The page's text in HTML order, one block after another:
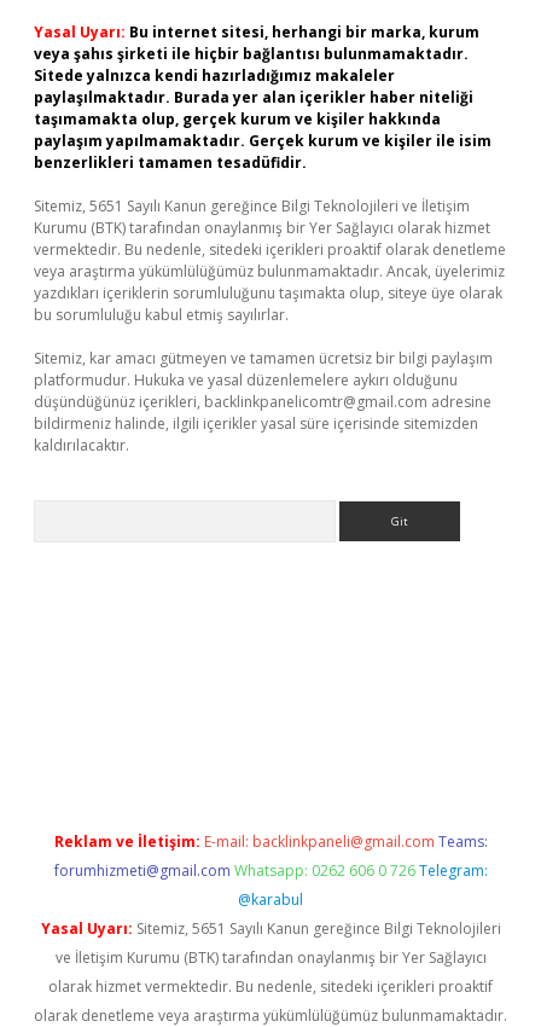
Yasal Uyarı: Bu internet sitesi, herhangi bir marka, kurum
veya şahıs şirketi ile hiçbir bağlantısı bulunmamaktadır.
Sitede yalnızca kendi hazırladığımız makaleler
paylaşılmaktadır. Burada yer alan içerikler haber niteliği
taşımamakta olup, gerçek kurum ve kişiler hakkında
paylaşım yapılmamaktadır. Gerçek kurum ve kişiler ile isim
benzerlikleri tamamen tesadüfidir.
Sitemiz, 5651 Sayılı Kanun gereğince Bilgi Teknolojileri ve İletişim
Kurumu (BTK) tarafından onaylanmış bir Yer Sağlayıcı olarak hizmet
vermektedir. Bu nedenle, sitedeki içerikleri proaktif olarak denetleme
veya araştırma yükümlülüğümüz bulunmamaktadır. Ancak, üyelerimiz
yazdıkları içeriklerin sorumluluğunu taşımakta olup, siteye üye olarak
bu sorumluluğu kabul etmiş sayılırlar.
Sitemiz, kar amacı gütmeyen ve tamamen ücretsiz bir bilgi paylaşım
platformudur. Hukuka ve yasal düzenlemelere aykırı olduğunu
düşündüğünüz içerikleri, backlinkpanelicomtr@gmail.com adresine
bildirmeniz halinde, ilgili içerikler yasal süre içerisinde sitemizden
kaldırılacaktır.
Reklam ve İletişim: E-mail: backlinkpaneli@gmail.com Teams:
forumhizmeti@gmail.com Whatsapp: 0262 606 0 726 Telegram:
@karabul
Yasal Uyarı: Sitemiz, 5651 Sayılı Kanun gereğince Bilgi Teknolojileri
ve İletişim Kurumu (BTK) tarafından onaylanmış bir Yer Sağlayıcı
olarak hizmet vermektedir. Bu nedenle, sitedeki içerikleri proaktif
olarak denetleme veya araştırma yükümlülüğümüz bulunmamaktadır.